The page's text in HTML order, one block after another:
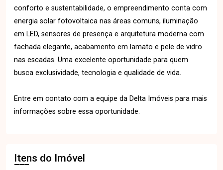
conforto e sustentabilidade, o empreendimento conta com
energia solar fotovoltaica nas áreas comuns, iluminação
em LED, sensores de presença e arquitetura moderna com
fachada elegante, acabamento em lamato e pele de vidro
nas escadas. Uma excelente oportunidade para quem
busca exclusividade, tecnologia e qualidade de vida.
Entre em contato com a equipe da Delta Imóveis para mais
informações sobre essa oportunidade.
Itens do Imóvel